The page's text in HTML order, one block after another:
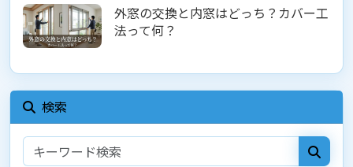
外窓の交換と内窓はどっち？カバー工
法って何？
検索